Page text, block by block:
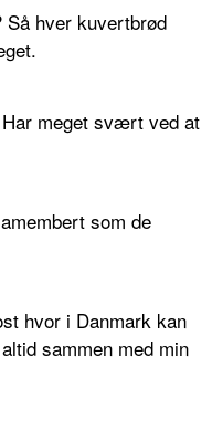
Så hver kuvertbrød
meget svært ved at
som de
hvor i Danmark kan
sammen med min